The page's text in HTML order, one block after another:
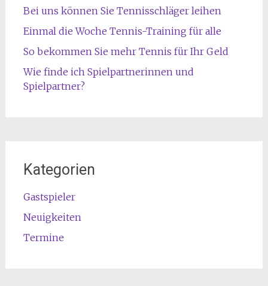
Bei uns können Sie Tennisschläger leihen
Einmal die Woche Tennis-Training für alle
So bekommen Sie mehr Tennis für Ihr Geld
Wie finde ich Spielpartnerinnen und
Spielpartner?
Kategorien
Gastspieler
Neuigkeiten
Termine